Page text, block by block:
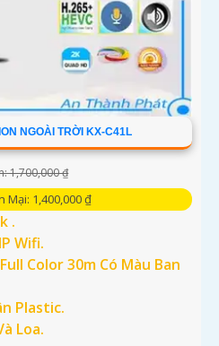
NGOÀI TRỜI KX-C41L
1,700,000 ₫
Mại: 1,400,000 ₫
.
IP Wifi.
Full Color 30m Có Màu Ban
Plastic.
Loa.